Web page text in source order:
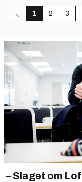
1 2 3
– Slaget om